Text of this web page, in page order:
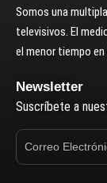
Somos una
televisivos. El
el menor tiempo
Newsletter
Suscríbete a